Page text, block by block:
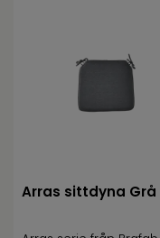
Arras sittdyna Grå